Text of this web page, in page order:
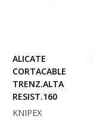
ALICATE
CORTACABLE
TRENZ.ALTA
RESIST.160
KNIPEX